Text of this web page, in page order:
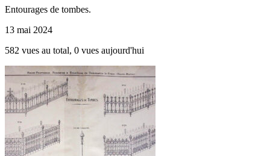
Entourages de tombes.
13 mai 2024
582 vues au total, 0 vues aujourd'hui